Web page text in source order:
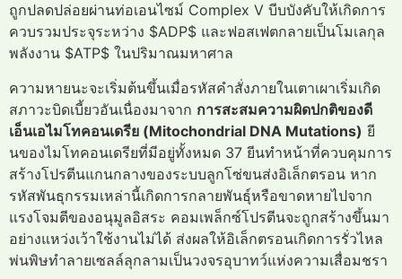
ถูกปลดปล่อยผ่านท่อเอนไซม์ Complex V บีบบังคับให้เกิดการ
ควบรวมประจุระหว่าง $ADP$ และฟอสเฟตกลายเป็นโมเลกุล
พลังงาน $ATP$ ในปริมาณมหาศาล
ความหายนะจะเริ่มต้นขึ้นเมื่อรหัสคำสั่งภายในเตาเผาเริ่มเกิด
สภาวะบิดเบี้ยวอันเนื่องมาจาก การสะสมความผิดปกติของดี
เอ็นเอไมโทคอนเดรีย (Mitochondrial DNA Mutations) ยี
นของไมโทคอนเดรียที่มีอยู่ทั้งหมด 37 ยีนทำหน้าที่ควบคุมการ
สร้างโปรตีนแกนกลางของระบบลูกโซ่ขนส่งอิเล็กตรอน หาก
รหัสพันธุกรรมเหล่านี้เกิดการกลายพันธุ์หรือขาดหายไปจาก
แรงโจมตีของอนุมูลอิสระ คอมเพล็กซ์โปรตีนจะถูกสร้างขึ้นมา
อย่างแหว่งเว้าใช้งานไม่ได้ ส่งผลให้อิเล็กตรอนเกิดการรั่วไหล
พ่นพิษทำลายเซลล์ลุกลามเป็นวงจรอุบาทว์แห่งความเสื่อมชรา